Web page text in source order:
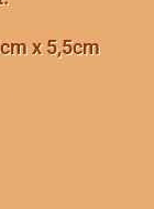
x 5,5cm